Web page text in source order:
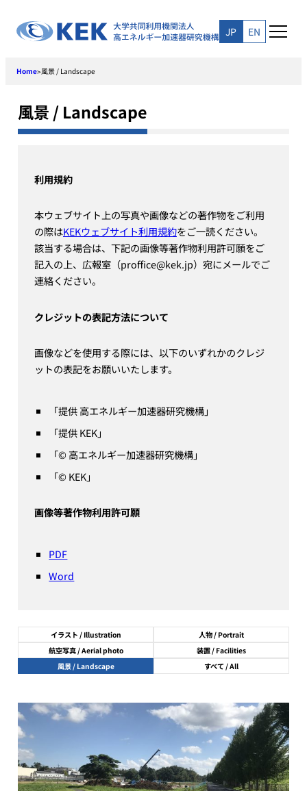
content
JP EN
Home>風景 / Landscape
風景 / Landscape
利用規約
本ウェブサイト上の写真や画像などの著作物をご利用
の際はKEKウェブサイト利用規約をご一読ください。
該当する場合は、下記の画像等著作物利用許可願をご
記入の上、広報室（proffice@kek.jp）宛にメールでご
連絡ください。
クレジットの表記方法について
画像などを使用する際には、以下のいずれかのクレジ
ットの表記をお願いいたします。
「提供 高エネルギー加速器研究機構」
「提供 KEK」
「© 高エネルギー加速器研究機構」
「© KEK」
画像等著作物利用許可願
PDF
Word
イラスト / Illustration
人物 / Portrait
航空写真 / Aerial photo
装置 / Facilities
風景 / Landscape
すべて / All